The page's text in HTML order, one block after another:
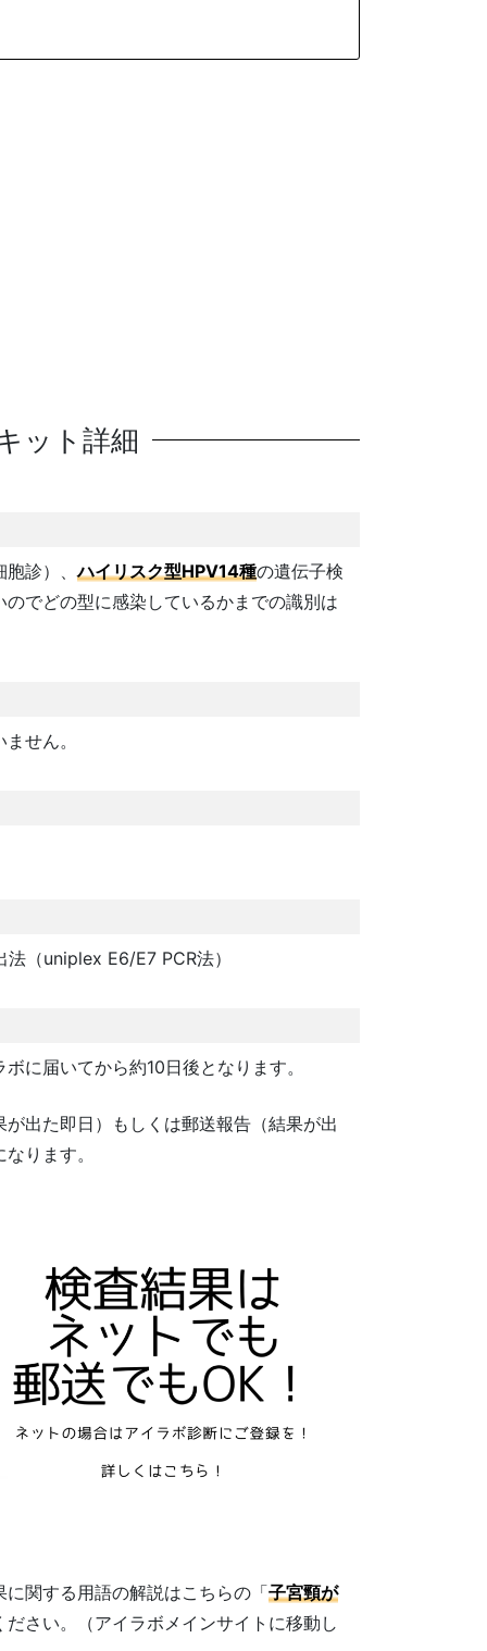
ット詳細
胞診）、ハイリスク型HPV14種の遺伝子検
でどの型に感染しているかまでの識別は
せん。
（uniplex E6/E7 PCR法）
に届いてから約10日後となります。
出た即日）もしくは郵送報告（結果が出
ります。
関する用語の解説はこちらの「子宮頸が
ださい。（アイラボメインサイトに移動し